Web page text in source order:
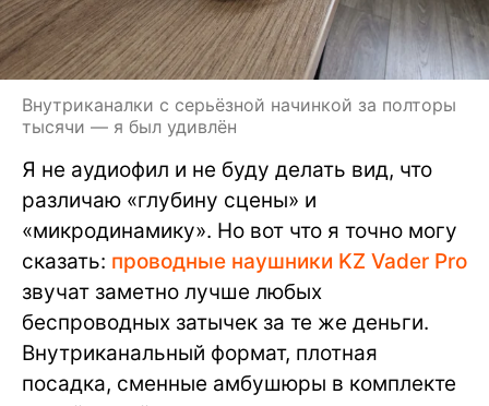
Внутриканалки с серьёзной начинкой за полторы
тысячи — я был удивлён
Я не аудиофил и не буду делать вид, что
различаю «глубину сцены» и
«микродинамику». Но вот что я точно могу
сказать: проводные наушники KZ Vader Pro
звучат заметно лучше любых
беспроводных затычек за те же деньги.
Внутриканальный формат, плотная
посадка, сменные амбушюры в комплекте